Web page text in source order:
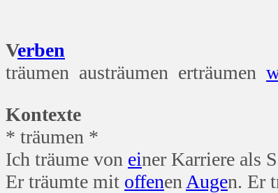
Verben
träumen austräumen erträumen
Kontexte
* träumen *
Ich träume von einer Karriere als
Er träumte mit offenen Augen. Er